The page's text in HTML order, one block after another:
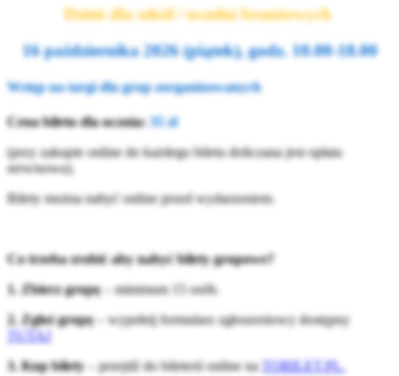
Dzień dla szkół / uczelni branżowych
16 października 2026 (piątek), godz. 10.00-18.00
Wstęp na targi dla grup zorganizowanych
Cena biletu dla ucznia: 35 zł
(przy zakupie online do każdego biletu doliczana jest opłata
serwisowa).
Bilety można nabyć online przed wydarzeniem.
Co trzeba zrobić aby nabyć bilety grupowe?
1. Zbierz grupę– minimum 15 osób.
2. Zgłoś grupę– wypełnij formularz zgłoszeniowy dostępny
TUTAJ
3. Kup bilety– przejdź do bileterii online na TOBILET.PL.